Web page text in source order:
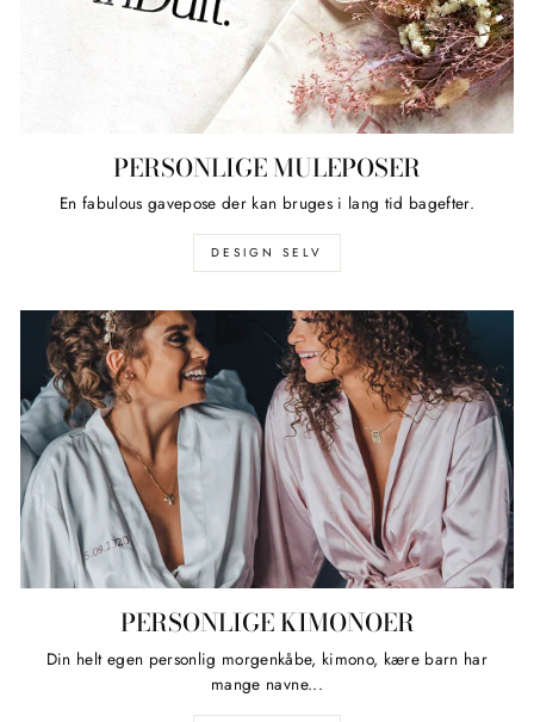
PERSONLIGE MULEPOSER
En fabulous gavepose der kan bruges i lang tid bagefter.
DESIGN SELV
PERSONLIGE KIMONOER
Din helt egen personlig morgenkåbe, kimono, kære barn har
mange navne...